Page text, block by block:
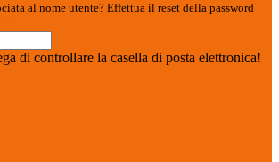
al nome utente? Effettua il reset della password
di controllare la casella di posta elettronica!